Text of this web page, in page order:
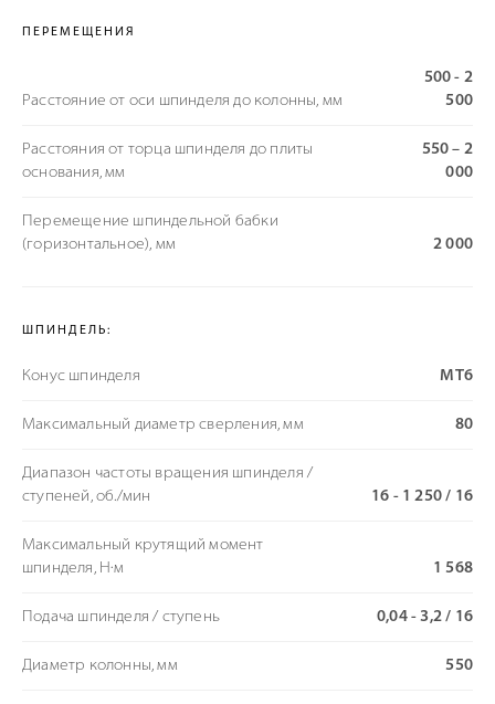
ПЕРЕМЕЩЕНИЯ
Расстояние от оси шпинделя до колонны, мм
500 - 2
500
Расстояния от торца шпинделя до плиты
основания, мм
550 – 2
000
Перемещение шпиндельной бабки
(горизонтальное), мм
2 000
ШПИНДЕЛЬ:
Конус шпинделя МТ6
Максимальный диаметр сверления, мм 80
Диапазон частоты вращения шпинделя /
ступеней, об./мин
16 - 1 250 / 16
Максимальный крутящий момент
шпинделя, Н·м
1 568
Подача шпинделя / ступень 0,04 - 3,2 / 16
Диаметр колонны, мм 550